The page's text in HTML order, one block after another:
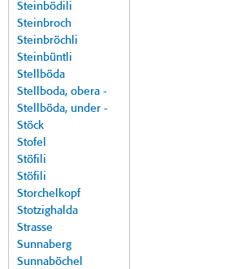
Steinbödili
Steinbroch
Steinbröchli
Steinbüntli
Stellböda
Stellboda, obera -
Stellböda, under -
Stöck
Stofel
Stöfili
Stöfili
Storchelkopf
Stotzighalda
Strasse
Sunnaberg
Sunnaböchel